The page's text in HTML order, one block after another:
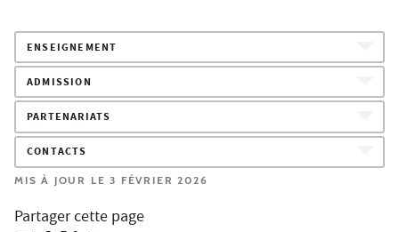
ENSEIGNEMENT
ADMISSION
PARTENARIATS
CONTACTS
MIS À JOUR LE 3 FÉVRIER 2026
Partager cette page